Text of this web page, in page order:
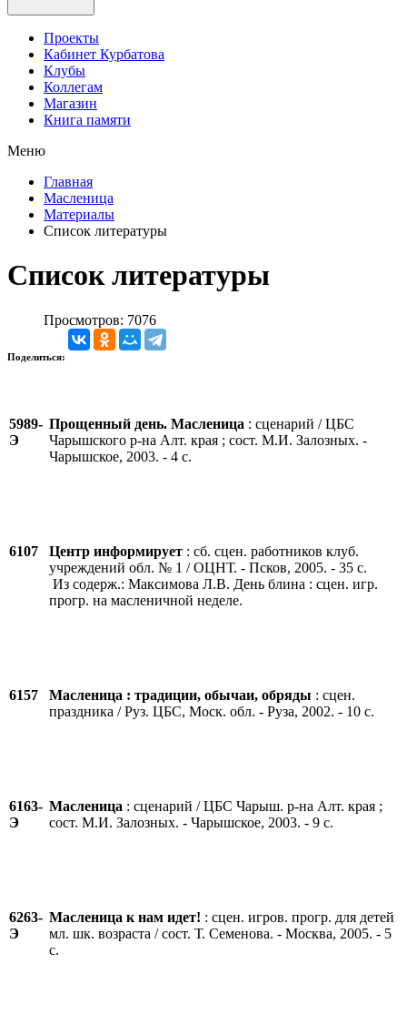
Проекты
Кабинет Курбатова
Клубы
Коллегам
Магазин
Книга памяти
Меню
Главная
Масленица
Материалы
Список литературы
Список литературы
Просмотров: 7076
Поделиться:
5989-
Э
Прощенный день. Масленица : сценарий / ЦБС
Чарышского р-на Алт. края ; сост. М.И. Залозных. -
Чарышское, 2003. - 4 с.
6107 Центр информирует : сб. сцен. работников клуб.
учреждений обл. № 1 / ОЦНТ. - Псков, 2005. - 35 с.
Из содерж.: Максимова Л.В. День блина : сцен. игр.
прогр. на масленичной неделе.
6157 Масленица : традиции, обычаи, обряды : сцен.
праздника / Руз. ЦБС, Моск. обл. - Руза, 2002. - 10 с.
6163-
Э
Масленица : сценарий / ЦБС Чарыш. р-на Алт. края ;
сост. М.И. Залозных. - Чарышское, 2003. - 9 с.
6263-
Э
Масленица к нам идет! : сцен. игров. прогр. для детей
мл. шк. возраста / сост. Т. Семенова. - Москва, 2005. - 5
с.